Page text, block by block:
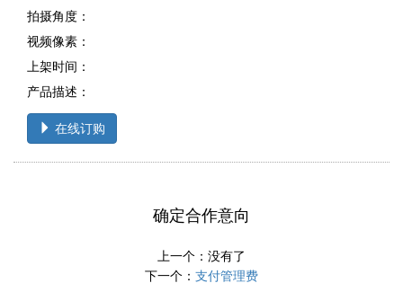
拍摄角度：
视频像素：
上架时间：
产品描述：
在线订购
确定合作意向
上一个：没有了
下一个： 支付管理费